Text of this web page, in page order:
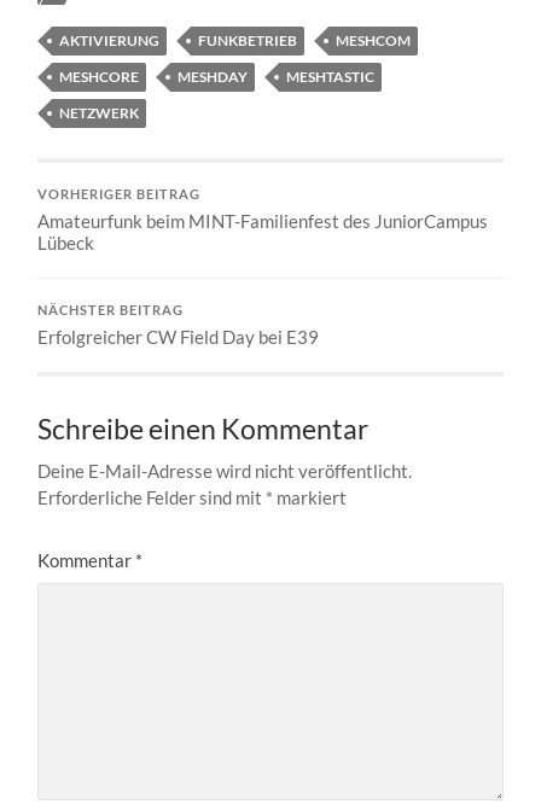
AKTIVIERUNG FUNKBETRIEB
MESHCOM
MESHCORE
MESHDAY
MESHTASTIC
NETZWERK
VORHERIGER BEITRAG
Amateurfunk beim MINT-Familienfest des JuniorCampus
Lübeck
NÄCHSTER BEITRAG
Erfolgreicher CW Field Day bei E39
Schreibe einen Kommentar
Deine E-Mail-Adresse wird nicht veröffentlicht.
Erforderliche Felder sind mit * markiert
Kommentar *